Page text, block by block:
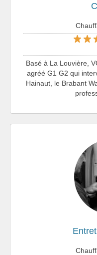
Basé à La Louvière,
agréé G1 G2 qui
Hainaut, le Brabant